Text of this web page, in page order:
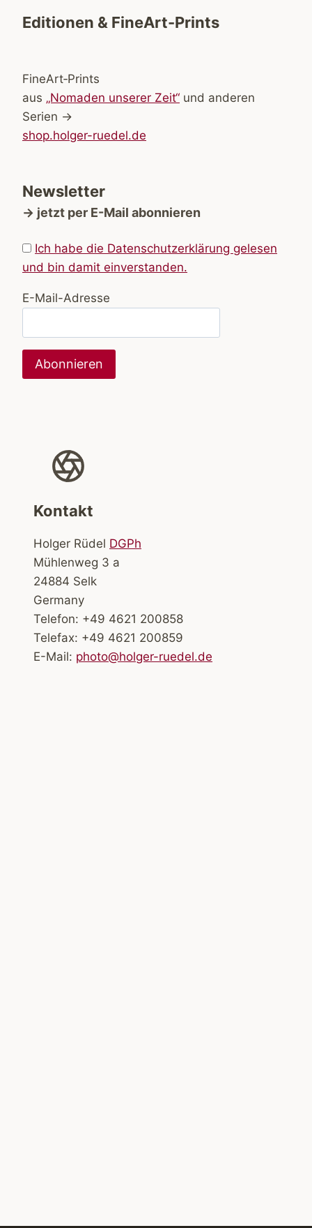
Editionen & FineArt-Prints
FineArt‑Prints
aus „Nomaden unserer Zeit“ und anderen
Serien →
shop.holger-ruedel.de
Newsletter
→ jetzt per E-Mail abonnieren
Ich habe die Datenschutzerklärung gelesen
und bin damit einverstanden.
E-Mail-Adresse
Kontakt
Holger Rüdel DGPh
Mühlenweg 3 a
24884 Selk
Germany
Telefon: +49 4621 200858
Telefax: +49 4621 200859
E-Mail: photo@holger-ruedel.de